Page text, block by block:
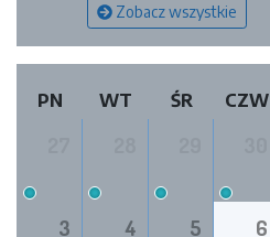
Zobacz wszystkie
PN WT ŚR CZW
3 4 5 6